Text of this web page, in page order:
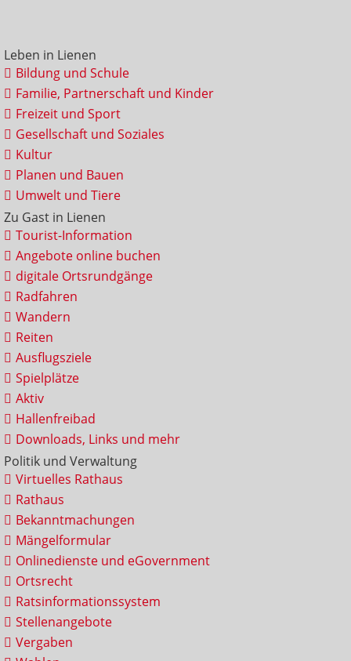
Leben in Lienen
Bildung und Schule
Familie, Partnerschaft und Kinder
Freizeit und Sport
Gesellschaft und Soziales
Kultur
Planen und Bauen
Umwelt und Tiere
Zu Gast in Lienen
Tourist-Information
Angebote online buchen
digitale Ortsrundgänge
Radfahren
Wandern
Reiten
Ausflugsziele
Spielplätze
Aktiv
Hallenfreibad
Downloads, Links und mehr
Politik und Verwaltung
Virtuelles Rathaus
Rathaus
Bekanntmachungen
Mängelformular
Onlinedienste und eGovernment
Ortsrecht
Ratsinformationssystem
Stellenangebote
Vergaben